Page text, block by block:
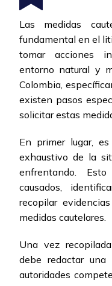
Las medidas
fundamental en el
tomar acciones
entorno natural y
Colombia,
existen pasos
solicitar estas
En primer lugar,
exhaustivo de la
enfrentando.
causados,
recopilar
medidas cautelares.
Una vez
debe redactar
autoridades